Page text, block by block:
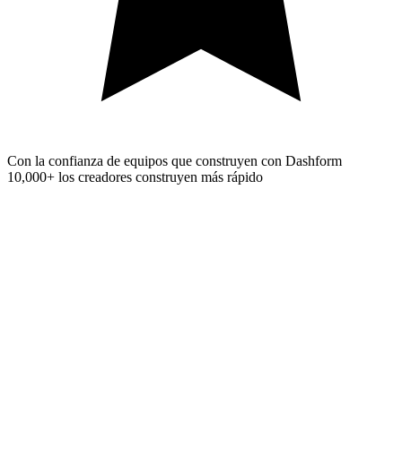
Con la confianza de equipos que construyen con Dashform
10,000+ los creadores construyen más rápido